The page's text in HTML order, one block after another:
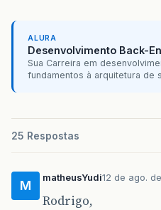
ALURA
Desenvolvimento Back-
Sua Carreira em
fundamentos à arquitetura de
25 Respostas
M
matheusYudi12 de ago.
Rodrigo,